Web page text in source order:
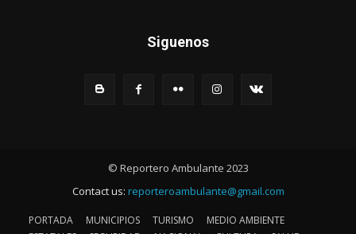
Siguenos
© Reportero Ambulante 2023
Contact us: reporteroambulante@gmail.com
PORTADA MUNICIPIOS TURISMO
MEDIO AMBIENTE